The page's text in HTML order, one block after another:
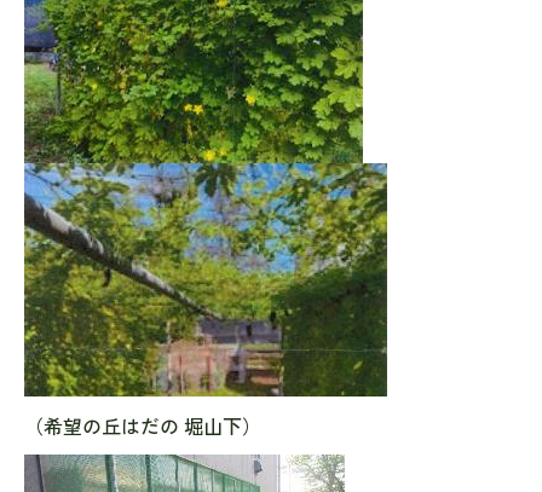
（希望の丘はだの 堀山下）